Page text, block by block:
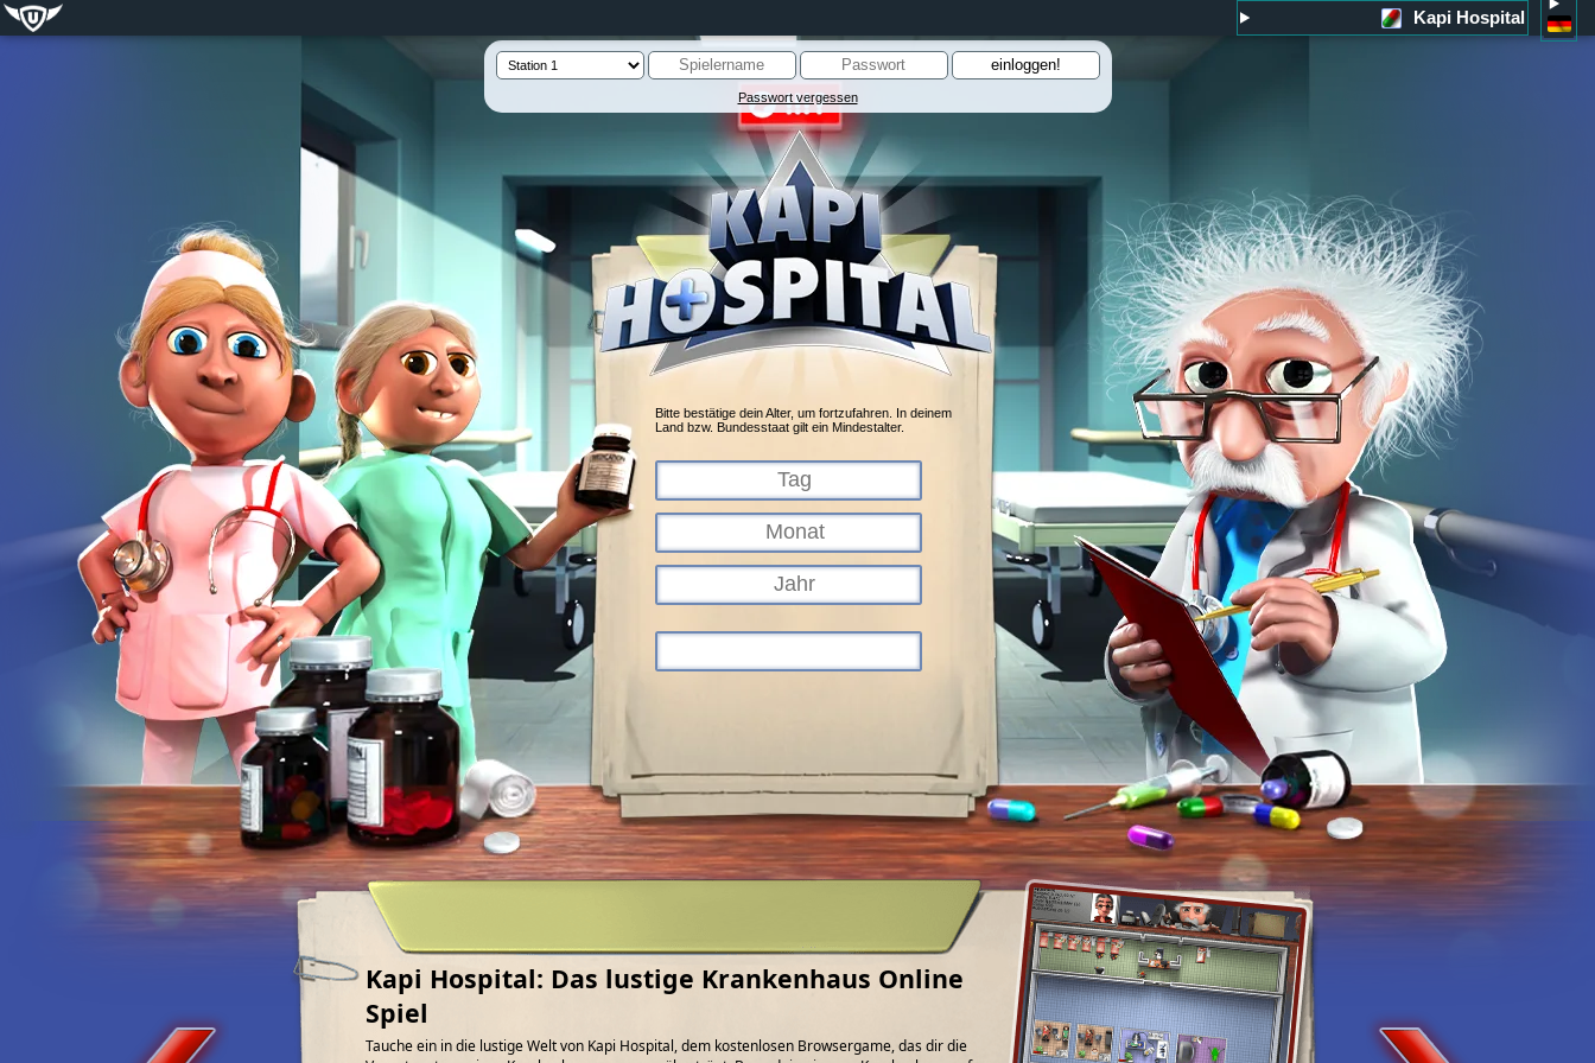
Kapi Hospital
Passwort vergessen
Bitte bestätige dein Alter, um fortzufahren. In deinem
Land bzw. Bundesstaat gilt ein Mindestalter.
Kapi Hospital: Das lustige Krankenhaus Online
Spiel
Tauche ein in die lustige Welt von Kapi Hospital, dem kostenlosen Browsergame, das dir die